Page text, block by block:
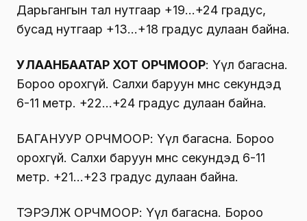
Дарьгангын тал нутгаар +19…+24 градус,
бусад нутгаар +13…+18 градус дулаан байна.
УЛААНБААТАР ХОТ ОРЧМООР: Үүл багасна.
Бороо орохгүй. Салхи баруун өмнөөс секундэд
6-11 метр. +22…+24 градус дулаан байна.
БАГАНУУР ОРЧМООР: Үүл багасна. Бороо
орохгүй. Салхи баруун өмнөөс секундэд 6-11
метр. +21…+23 градус дулаан байна.
ТЭРЭЛЖ ОРЧМООР: Үүл багасна. Бороо